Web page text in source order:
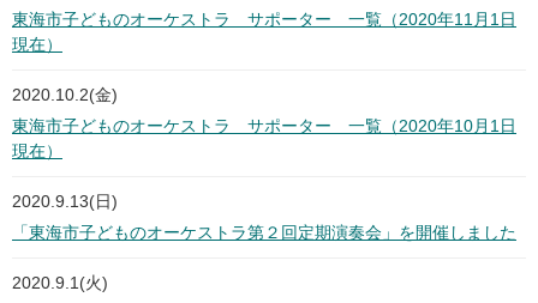
東海市子どものオーケストラ サポーター 一覧（2020年11月1日
現在）
2020.10.2(金)
東海市子どものオーケストラ サポーター 一覧（2020年10月1日
現在）
2020.9.13(日)
「東海市子どものオーケストラ第２回定期演奏会」を開催しました
2020.9.1(火)